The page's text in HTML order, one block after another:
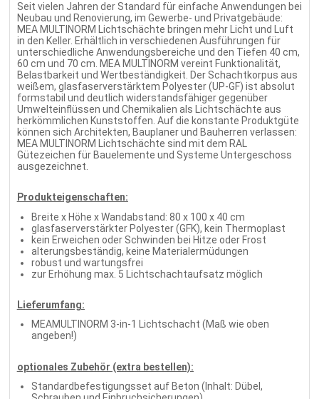
Seit vielen Jahren der Standard für einfache Anwendungen bei
Neubau und Renovierung, im Gewerbe- und Privatgebäude:
MEA MULTINORM Lichtschächte bringen mehr Licht und Luft
in den Keller. Erhältlich in verschiedenen Ausführungen für
unterschiedliche Anwendungsbereiche und den Tiefen 40 cm,
60 cm und 70 cm. MEA MULTINORM vereint Funktionalität,
Belastbarkeit und Wertbeständigkeit. Der Schachtkorpus aus
weißem, glasfaserverstärktem Polyester (UP-GF) ist absolut
formstabil und deutlich widerstandsfähiger gegenüber
Umwelteinflüssen und Chemikalien als Lichtschächte aus
herkömmlichen Kunststoffen. Auf die konstante Produktgüte
können sich Architekten, Bauplaner und Bauherren verlassen:
MEA MULTINORM Lichtschächte sind mit dem RAL
Gütezeichen für Bauelemente und Systeme Untergeschoss
ausgezeichnet.
Produkteigenschaften:
Breite x Höhe x Wandabstand: 80 x 100 x 40 cm
glasfaserverstärkter Polyester (GFK), kein Thermoplast
kein Erweichen oder Schwinden bei Hitze oder Frost
alterungsbeständig, keine Materialermüdungen
robust und wartungsfrei
zur Erhöhung max. 5 Lichtschachtaufsatz möglich
Lieferumfang:
MEAMULTINORM 3-in-1 Lichtschacht (Maß wie oben
angeben!)
optionales Zubehör (extra bestellen):
Standardbefestigungsset auf Beton (Inhalt: Dübel,